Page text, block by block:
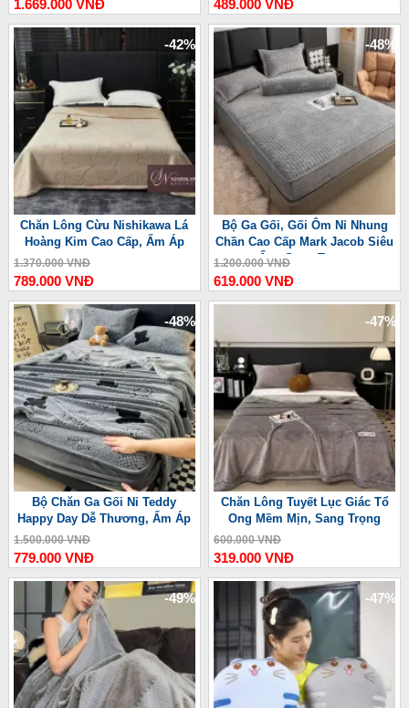
1.669.000 VNĐ 489.000 VNĐ
-42%
Chăn Lông Cừu Nishikawa Lá
Hoàng Kim Cao Cấp, Ấm Áp
1.370.000 VNĐ
789.000 VNĐ
-48%
Bộ Ga Gối, Gối Ôm Nỉ Nhung
Chần Cao Cấp Mark Jacob Siêu
Ấm, Sang Trọng
1.200.000 VNĐ
619.000 VNĐ
-48%
Bộ Chăn Ga Gối Nỉ Teddy
Happy Day Dễ Thương, Ấm Áp
1.500.000 VNĐ
779.000 VNĐ
-47%
Chăn Lông Tuyết Lục Giác Tổ
Ong Mềm Mịn, Sang Trọng
600.000 VNĐ
319.000 VNĐ
-49% -47%